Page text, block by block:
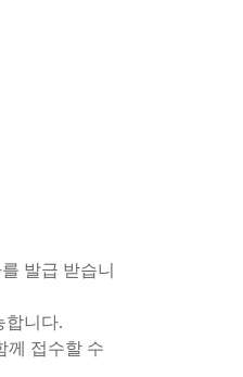
발급 받습니
합니다.
께 접수할 수